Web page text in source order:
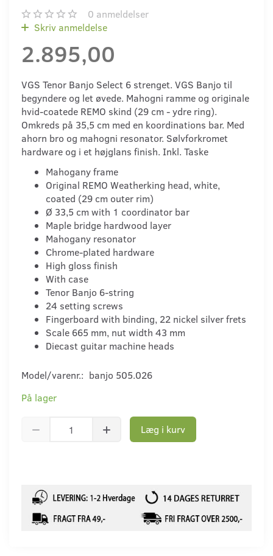
0 anmeldelser
Skriv anmeldelse
2.895,00
VGS Tenor Banjo Select 6 strenget. VGS Banjo til
begyndere og let øvede. Mahogni ramme og originale
hvid-coatede REMO skind (29 cm - ydre ring).
Omkreds på 35,5 cm med en koordinations bar. Med
ahorn bro og mahogni resonator. Sølvforkromet
hardware og i et højglans finish. Inkl. Taske
Mahogany frame
Original REMO Weatherking head, white,
coated (29 cm outer rim)
Ø 33,5 cm with 1 coordinator bar
Maple bridge hardwood layer
Mahogany resonator
Chrome-plated hardware
High gloss finish
With case
Tenor Banjo 6-string
24 setting screws
Fingerboard with binding, 22 nickel silver frets
Scale 665 mm, nut width 43 mm
Diecast guitar machine heads
Model/varenr.: banjo 505.026
På lager
Læg i kurv